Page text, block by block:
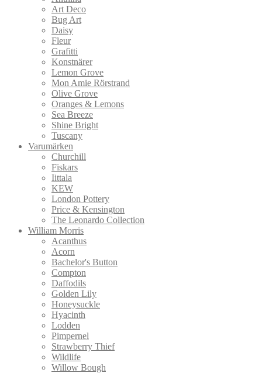
Art Deco
Bug Art
Daisy
Fleur
Grafitti
Konstnärer
Lemon Grove
Mon Amie Rörstrand
Olive Grove
Oranges & Lemons
Sea Breeze
Shine Bright
Tuscany
Varumärken
Churchill
Fiskars
Iittala
KEW
London Pottery
Price & Kensington
The Leonardo Collection
William Morris
Acanthus
Acorn
Bachelor's Button
Compton
Daffodils
Golden Lily
Honeysuckle
Hyacinth
Lodden
Pimpernel
Strawberry Thief
Wildlife
Willow Bough